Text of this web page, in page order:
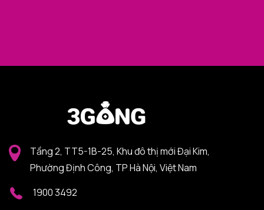
Tầng 2, TT5-1B-25, Khu đô thị mới Đại Kim,
Phường Định Công, TP Hà Nội, Việt Nam
1900 3492